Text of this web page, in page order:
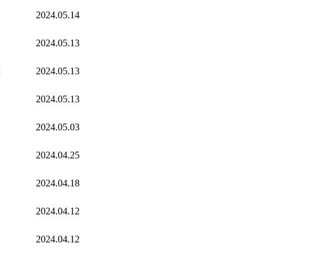
2024.05.14
2024.05.13
2024.05.13
2024.05.13
2024.05.03
2024.04.25
2024.04.18
2024.04.12
2024.04.12